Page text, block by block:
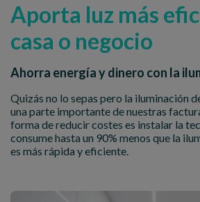
Aporta luz más
casa o negocio
Ahorra energía y dinero con la
Quizás no lo sepas pero la iluminación
una parte importante de nuestras
forma de reducir costes es instalar la
consume hasta un 90% menos que la
es más rápida y eficiente.